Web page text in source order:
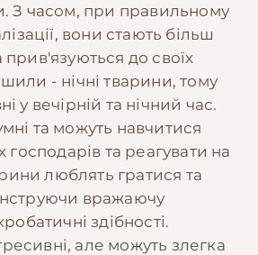
З часом, при правильному
вони стають більш
до своїх
- нічні тварини, тому
у вечірній та нічний час.
та можуть навчитися
господарів та реагувати на
люблять гратися та
вражаючу
здібності.
але можуть злегка